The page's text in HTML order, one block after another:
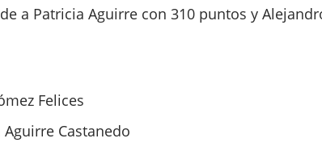
a Patricia Aguirre con 310 puntos y
Felices
Castanedo